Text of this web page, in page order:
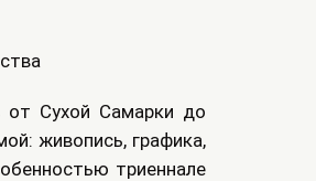
от Сухой Самарки до
живопись, графика,
триеннале